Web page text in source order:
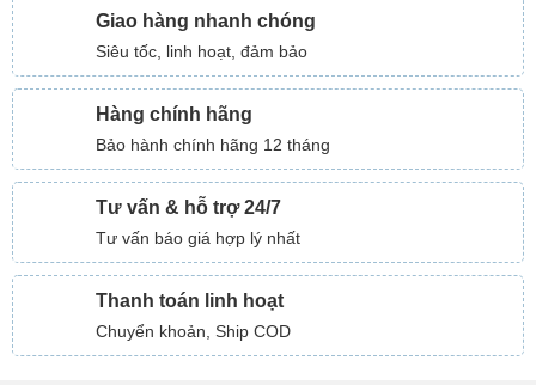
Giao hàng nhanh chóng
Siêu tốc, linh hoạt, đảm bảo
Hàng chính hãng
Bảo hành chính hãng 12 tháng
Tư vấn & hỗ trợ 24/7
Tư vấn báo giá hợp lý nhất
Thanh toán linh hoạt
Chuyển khoản, Ship COD